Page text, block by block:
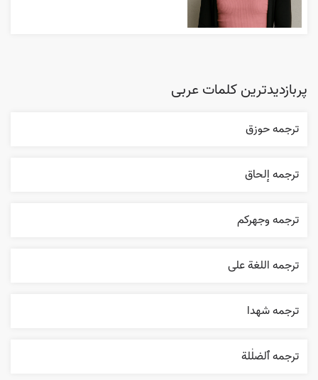
پربازدیدترین کلمات عربی
ترجمه حوزق
ترجمه إلحاق
ترجمه وجهرکم
ترجمه اللغة علی
ترجمه شهدا
ترجمه ٱلضلٰلة